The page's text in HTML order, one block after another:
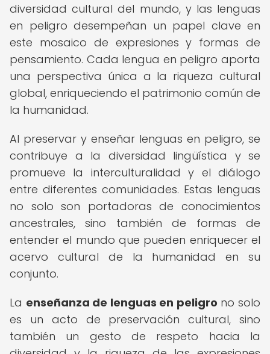
diversidad cultural del mundo, y las lenguas
en peligro desempeñan un papel clave en
este mosaico de expresiones y formas de
pensamiento. Cada lengua en peligro aporta
una perspectiva única a la riqueza cultural
global, enriqueciendo el patrimonio común de
la humanidad.
Al preservar y enseñar lenguas en peligro, se
contribuye a la diversidad lingüística y se
promueve la interculturalidad y el diálogo
entre diferentes comunidades. Estas lenguas
no solo son portadoras de conocimientos
ancestrales, sino también de formas de
entender el mundo que pueden enriquecer el
acervo cultural de la humanidad en su
conjunto.
La enseñanza de lenguas en peligro no solo
es un acto de preservación cultural, sino
también un gesto de respeto hacia la